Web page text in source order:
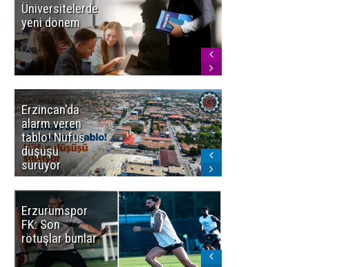
Üniversitelerde
yeni dönem
Erzincan'da
alarm veren
tablo! Nüfus
düşüşü
sürüyor
Erzurumspor
FK: Son
rötuşlar bunlar